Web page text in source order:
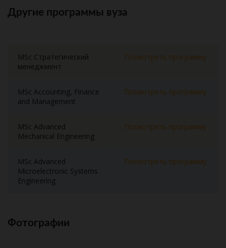
Другие программы вуза
MSc Стратегический
менеджмент
Посмотреть программу
MSc Accounting, Finance
and Management
Посмотреть программу
MSc Advanced
Mechanical Engineering
Посмотреть программу
MSc Advanced
Microelectronic Systems
Engineering
Посмотреть программу
Фотографии